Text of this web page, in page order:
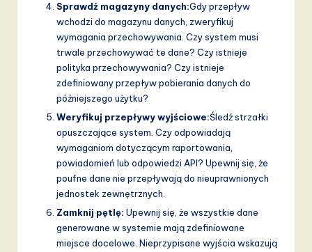
Sprawdź magazyny danych:Gdy przepływ
wchodzi do magazynu danych, zweryfikuj
wymagania przechowywania. Czy system musi
trwale przechowywać te dane? Czy istnieje
polityka przechowywania? Czy istnieje
zdefiniowany przepływ pobierania danych do
późniejszego użytku?
Weryfikuj przepływy wyjściowe:Śledź strzałki
opuszczające system. Czy odpowiadają
wymaganiom dotyczącym raportowania,
powiadomień lub odpowiedzi API? Upewnij się, że
poufne dane nie przepływają do nieuprawnionych
jednostek zewnętrznych.
Zamknij pętlę: Upewnij się, że wszystkie dane
generowane w systemie mają zdefiniowane
miejsce docelowe. Nieprzypisane wyjścia wskazują